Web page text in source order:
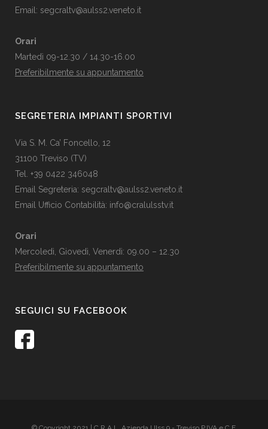
Email: segcraltv@aulss2.veneto.it
Orari
Martedì 09-12.30 / 14.30-16.00
Preferibilmente su appuntamento
SEGRETERIA IMPIANTI SPORTIVI
Via S. M. Ca’ Foncello, 12
31100 Treviso (TV)
Tel. +39 0422 346048
Email Segreteria: segcraltv@aulss2.veneto.it
Email Ufficio Contabilità: info@cralulsstv.it
Orari
Mercoledì, Giovedì, Venerdì: 09.00 – 12.30
Preferibilmente su appuntamento
SEGUICI SU FACEBOOK